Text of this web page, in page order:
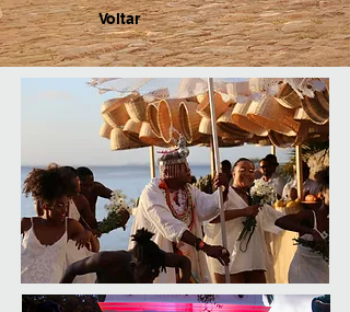
Voltar